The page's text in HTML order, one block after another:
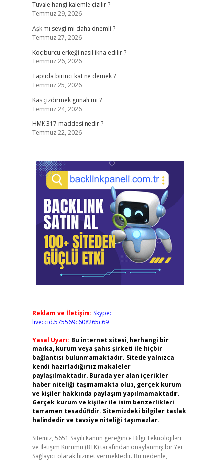
Tuvale hangi kalemle çizilir ?
Temmuz 29, 2026
Aşk mı sevgi mi daha önemli ?
Temmuz 27, 2026
Koç burcu erkeği nasıl ikna edilir ?
Temmuz 26, 2026
Tapuda birinci kat ne demek ?
Temmuz 25, 2026
Kas çizdirmek günah mı ?
Temmuz 24, 2026
HMK 317 maddesi nedir ?
Temmuz 22, 2026
Reklam ve İletişim: Skype:
live:.cid.575569c608265c69
Yasal Uyarı: Bu internet sitesi, herhangi bir
marka, kurum veya şahıs şirketi ile hiçbir
bağlantısı bulunmamaktadır. Sitede yalnızca
kendi hazırladığımız makaleler
paylaşılmaktadır. Burada yer alan içerikler
haber niteliği taşımamakta olup, gerçek kurum
ve kişiler hakkında paylaşım yapılmamaktadır.
Gerçek kurum ve kişiler ile isim benzerlikleri
tamamen tesadüfidir. Sitemizdeki bilgiler taslak
halindedir ve tavsiye niteliği taşımazlar.
Sitemiz, 5651 Sayılı Kanun gereğince Bilgi Teknolojileri
ve İletişim Kurumu (BTK) tarafından onaylanmış bir Yer
Sağlayıcı olarak hizmet vermektedir. Bu nedenle,